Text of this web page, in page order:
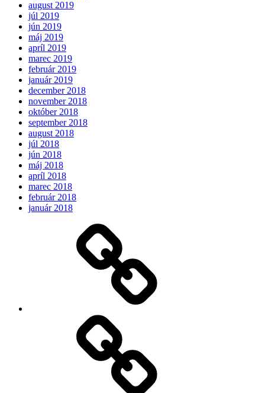
august 2019
júl 2019
jún 2019
máj 2019
apríl 2019
marec 2019
február 2019
január 2019
december 2018
november 2018
október 2018
september 2018
august 2018
júl 2018
jún 2018
máj 2018
apríl 2018
marec 2018
február 2018
január 2018